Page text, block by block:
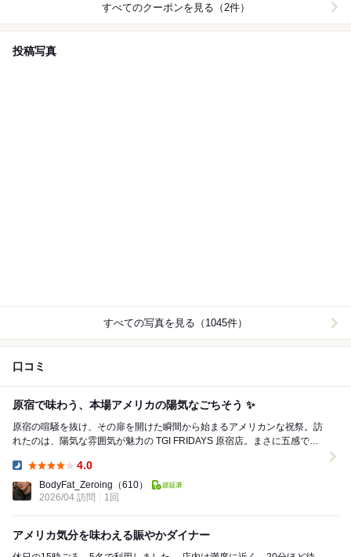
すべてのクーポンを見る（2件）
投稿写真
すべての写真を見る（1045件）
口コミ
原宿で味わう、本場アメリカの陽気なごちそう ✨
原宿の喧騒を抜け、その扉を開けた瞬間から始まるアメリカンな祝祭。訪
れたのは、陽気な雰囲気が魅力の TGI FRIDAYS 原宿店。まさに五感で楽
4.0
BodyFat_Zeroing （610）
2026/04 訪問
1回
アメリカ気分を味わえる賑やかダイナー